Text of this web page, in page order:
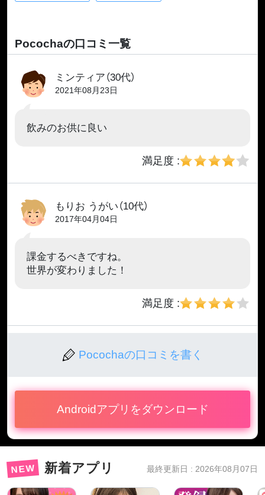
Pocochaの口コミ一覧
ミンティア（30代）
2021年08月23日
飲みのお供に良い
満足度 :
もりお うがい（10代）
2017年04月04日
課金するべきですね。
世界が変わりました！
満足度 :
Pocochaの口コミを書く
Androidアプリをダウンロード
NEW 新着アプリ 最終更新日 : 2026年08月07日